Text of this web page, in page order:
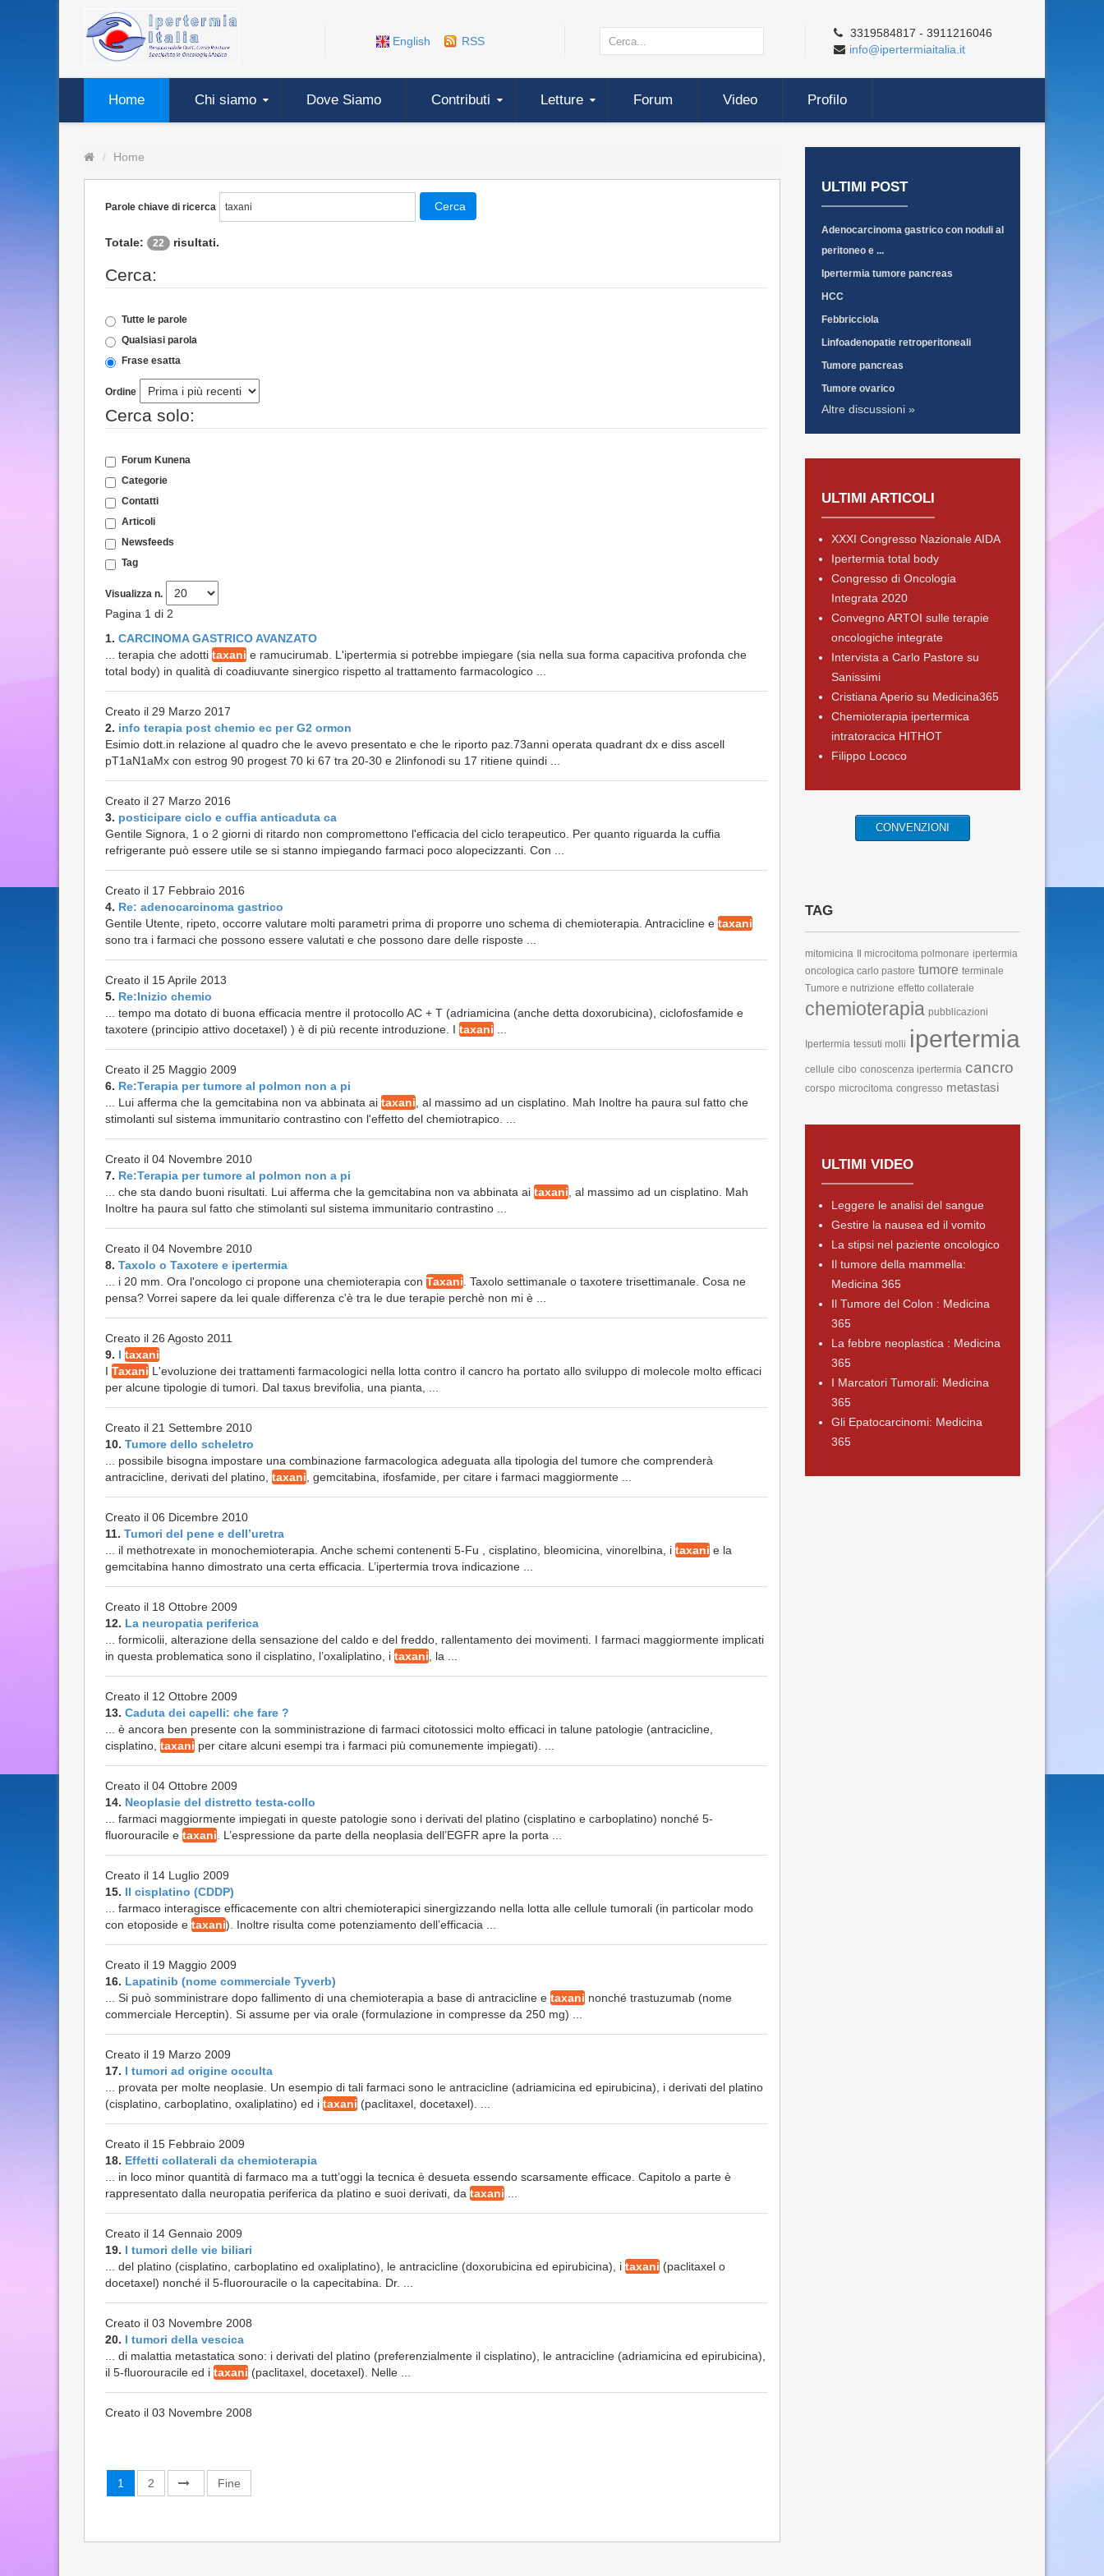
English RSS
3319584817 - 3911216046
info@ipertermiaitalia.it
Home Chi siamo Dove Siamo Contributi Letture Forum Video Profilo
Home
Parole chiave di ricerca Cerca
Totale: 22 risultati.
Cerca:
Tutte le parole
Qualsiasi parola
Frase esatta
Ordine
Cerca solo:
Forum Kunena
Categorie
Contatti
Articoli
Newsfeeds
Tag
Visualizza n.
Pagina 1 di 2
1. CARCINOMA GASTRICO AVANZATO
... terapia che adotti taxani e ramucirumab. L'ipertermia si potrebbe impiegare (sia nella sua forma capacitiva profonda che
total body) in qualità di coadiuvante sinergico rispetto al trattamento farmacologico ...
Creato il 29 Marzo 2017
2. info terapia post chemio ec per G2 ormon
Esimio dott.in relazione al quadro che le avevo presentato e che le riporto paz.73anni operata quadrant dx e diss ascell
pT1aN1aMx con estrog 90 progest 70 ki 67 tra 20-30 e 2linfonodi su 17 ritiene quindi ...
Creato il 27 Marzo 2016
3. posticipare ciclo e cuffia anticaduta ca
Gentile Signora, 1 o 2 giorni di ritardo non compromettono l'efficacia del ciclo terapeutico. Per quanto riguarda la cuffia
refrigerante può essere utile se si stanno impiegando farmaci poco alopecizzanti. Con ...
Creato il 17 Febbraio 2016
4. Re: adenocarcinoma gastrico
Gentile Utente, ripeto, occorre valutare molti parametri prima di proporre uno schema di chemioterapia. Antracicline e taxani
sono tra i farmaci che possono essere valutati e che possono dare delle risposte ...
Creato il 15 Aprile 2013
5. Re:Inizio chemio
... tempo ma dotato di buona efficacia mentre il protocollo AC + T (adriamicina (anche detta doxorubicina), ciclofosfamide e
taxotere (principio attivo docetaxel) ) è di più recente introduzione. I taxani
Creato il 25 Maggio 2009
6. Re:Terapia per tumore al polmon non a pi
... Lui afferma che la gemcitabina non va abbinata ai taxani , al massimo ad un cisplatino. Mah Inoltre ha paura sul fatto che
stimolanti sul sistema immunitario contrastino con l'effetto del chemiotrapico. ...
Creato il 04 Novembre 2010
7. Re:Terapia per tumore al polmon non a pi
... che sta dando buoni risultati. Lui afferma che la gemcitabina non va abbinata ai taxani , al massimo ad un cisplatino. Mah
Inoltre ha paura sul fatto che stimolanti sul sistema immunitario contrastino ...
Creato il 04 Novembre 2010
8. Taxolo o Taxotere e ipertermia
... i 20 mm. Ora l'oncologo ci propone una chemioterapia con Taxani . Taxolo settimanale o taxotere trisettimanale. Cosa ne
pensa? Vorrei sapere da lei quale differenza c'è tra le due terapie perchè non mi è ...
Creato il 26 Agosto 2011
9. I taxani
I Taxani L'evoluzione dei trattamenti farmacologici nella lotta contro il cancro ha portato allo sviluppo di molecole molto efficaci
per alcune tipologie di tumori. Dal taxus brevifolia, una pianta, ...
Creato il 21 Settembre 2010
10. Tumore dello scheletro
... possibile bisogna impostare una combinazione farmacologica adeguata alla tipologia del tumore che comprenderà
antracicline, derivati del platino, taxani , gemcitabina, ifosfamide, per citare i farmaci maggiormente ...
Creato il 06 Dicembre 2010
11. Tumori del pene e dell’uretra
... il methotrexate in monochemioterapia. Anche schemi contenenti 5-Fu , cisplatino, bleomicina, vinorelbina, i taxani e la
gemcitabina hanno dimostrato una certa efficacia. L’ipertermia trova indicazione ...
Creato il 18 Ottobre 2009
12. La neuropatia periferica
... formicolii, alterazione della sensazione del caldo e del freddo, rallentamento dei movimenti. I farmaci maggiormente implicati
in questa problematica sono il cisplatino, l’oxaliplatino, i taxani , la ...
Creato il 12 Ottobre 2009
13. Caduta dei capelli: che fare ?
... è ancora ben presente con la somministrazione di farmaci citotossici molto efficaci in talune patologie (antracicline,
cisplatino, taxani per citare alcuni esempi tra i farmaci più comunemente impiegati). ...
Creato il 04 Ottobre 2009
14. Neoplasie del distretto testa-collo
... farmaci maggiormente impiegati in queste patologie sono i derivati del platino (cisplatino e carboplatino) nonché 5-
fluorouracile e taxani . L’espressione da parte della neoplasia dell’EGFR apre la porta ...
Creato il 14 Luglio 2009
15. Il cisplatino (CDDP)
... farmaco interagisce efficacemente con altri chemioterapici sinergizzando nella lotta alle cellule tumorali (in particolar modo
con etoposide e taxani). Inoltre risulta come potenziamento dell’efficacia ...
Creato il 19 Maggio 2009
16. Lapatinib (nome commerciale Tyverb)
... Si può somministrare dopo fallimento di una chemioterapia a base di antracicline e taxani nonché trastuzumab (nome
commerciale Herceptin). Si assume per via orale (formulazione in compresse da 250 mg) ...
Creato il 19 Marzo 2009
17. I tumori ad origine occulta
... provata per molte neoplasie. Un esempio di tali farmaci sono le antracicline (adriamicina ed epirubicina), i derivati del platino
(cisplatino, carboplatino, oxaliplatino) ed i taxani (paclitaxel, docetaxel). ...
Creato il 15 Febbraio 2009
18. Effetti collaterali da chemioterapia
... in loco minor quantità di farmaco ma a tutt’oggi la tecnica è desueta essendo scarsamente efficace. Capitolo a parte è
rappresentato dalla neuropatia periferica da platino e suoi derivati, da taxani
Creato il 14 Gennaio 2009
19. I tumori delle vie biliari
... del platino (cisplatino, carboplatino ed oxaliplatino), le antracicline (doxorubicina ed epirubicina), i taxani (paclitaxel o
docetaxel) nonché il 5-fluorouracile o la capecitabina. Dr. ...
Creato il 03 Novembre 2008
20. I tumori della vescica
... di malattia metastatica sono: i derivati del platino (preferenzialmente il cisplatino), le antracicline (adriamicina ed epirubicina),
il 5-fluorouracile ed i taxani (paclitaxel, docetaxel). Nelle ...
Creato il 03 Novembre 2008
1 2 Fine
ULTIMI POST
Adenocarcinoma gastrico con noduli al
peritoneo e ...
Ipertermia tumore pancreas
HCC
Febbricciola
Linfoadenopatie retroperitoneali
Tumore pancreas
Tumore ovarico
Altre discussioni »
ULTIMI ARTICOLI
XXXI Congresso Nazionale AIDA
Ipertermia total body
Congresso di Oncologia
Integrata 2020
Convegno ARTOI sulle terapie
oncologiche integrate
Intervista a Carlo Pastore su
Sanissimi
Cristiana Aperio su Medicina365
Chemioterapia ipertermica
intratoracica HITHOT
Filippo Lococo
CONVENZIONI
TAG
mitomicina Il microcitoma polmonare ipertermia
oncologica carlo pastore tumore terminale
Tumore e nutrizione effetto collaterale
chemioterapia pubblicazioni
Ipertermia tessuti molli ipertermia
cellule cibo conoscenza ipertermia cancro
corspo microcitoma congresso metastasi
ULTIMI VIDEO
Leggere le analisi del sangue
Gestire la nausea ed il vomito
La stipsi nel paziente oncologico
Il tumore della mammella:
Medicina 365
Il Tumore del Colon : Medicina
365
La febbre neoplastica : Medicina
365
I Marcatori Tumorali: Medicina
365
Gli Epatocarcinomi: Medicina
365